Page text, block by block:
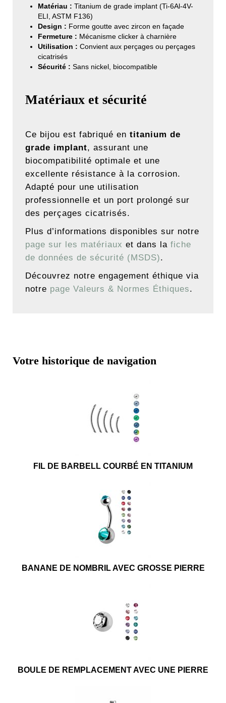
Matériau : Titanium de grade implant (Ti-6Al-4V-
ELI, ASTM F136)
Design : Forme goutte avec zircon en façade
Fermeture : Mécanisme clicker à charnière
Utilisation : Convient aux perçages ou perçages
cicatrisés
Sécurité : Sans nickel, biocompatible
Matériaux et sécurité
Ce bijou est fabriqué en titanium de
grade implant, assurant une
biocompatibilité optimale et une
excellente résistance à la corrosion.
Adapté pour une utilisation
professionnelle et un port prolongé sur
des perçages cicatrisés.
Plus d’informations disponibles sur notre
page sur les matériaux et dans la fiche
de données de sécurité (MSDS).
Découvrez notre engagement éthique via
notre page Valeurs & Normes Éthiques.
Votre historique de navigation
FIL DE BARBELL COURBÉ EN TITANIUM
BANANE DE NOMBRIL AVEC GROSSE PIERRE
BOULE DE REMPLACEMENT AVEC UNE PIERRE